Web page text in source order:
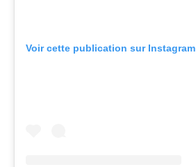
Voir cette publication sur Instagram